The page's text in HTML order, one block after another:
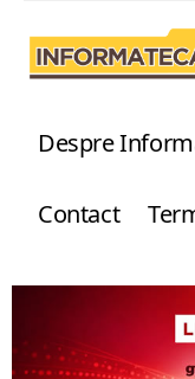
Despre
Contact